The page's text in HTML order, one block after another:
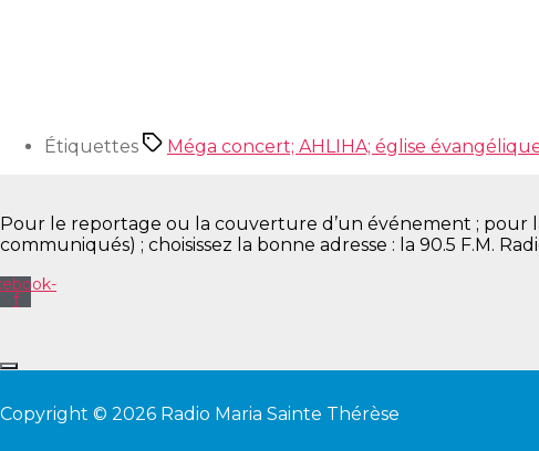
Étiquettes Méga concert; AHLIHA; église
Pour le reportage ou la couverture d’un événement ; pour
communiqués) ; choisissez la bonne adresse : la 90.5 F.M.
f
Copyright © 2026 Radio Maria Sainte Thérèse